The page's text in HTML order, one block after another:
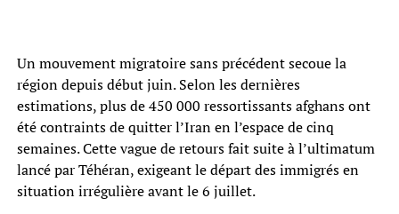
Un mouvement migratoire sans précédent secoue la
région depuis début juin. Selon les dernières
estimations, plus de 450 000 ressortissants afghans ont
été contraints de quitter l’Iran en l’espace de cinq
semaines. Cette vague de retours fait suite à l’ultimatum
lancé par Téhéran, exigeant le départ des immigrés en
situation irrégulière avant le 6 juillet.